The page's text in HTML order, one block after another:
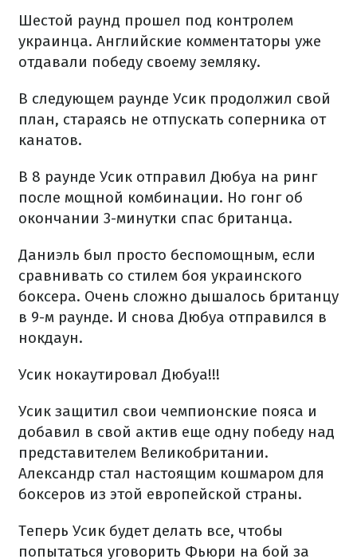
Шестой раунд прошел под контролем
украинца. Английские комментаторы уже
отдавали победу своему земляку.
В следующем раунде Усик продолжил свой
план, стараясь не отпускать соперника от
канатов.
В 8 раунде Усик отправил Дюбуа на ринг
после мощной комбинации. Но гонг об
окончании 3-минутки спас британца.
Даниэль был просто беспомощным, если
сравнивать со стилем боя украинского
боксера. Очень сложно дышалось британцу
в 9-м раунде. И снова Дюбуа отправился в
нокдаун.
Усик нокаутировал Дюбуа!!!
Усик защитил свои чемпионские пояса и
добавил в свой актив еще одну победу над
представителем Великобритании.
Александр стал настоящим кошмаром для
боксеров из этой европейской страны.
Теперь Усик будет делать все, чтобы
попытаться уговорить Фьюри на бой за